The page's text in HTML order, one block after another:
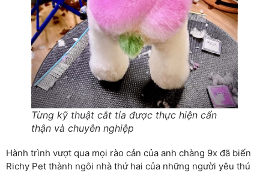
Từng kỹ thuật cắt tỉa được thực hiện cẩn
thận và chuyên nghiệp
Hành trình vượt qua mọi rào cản của anh chàng 9x đã biến
Richy Pet thành ngôi nhà thứ hai của những người yêu thú